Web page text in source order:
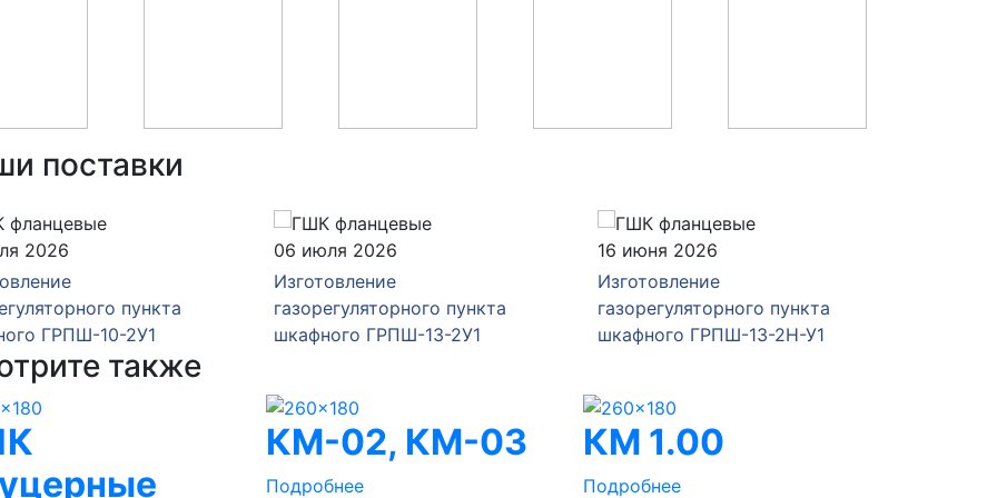
поставки
2026
пункта
ГРПШ-10-2У1
06 июля 2026
Изготовление
газорегуляторного пункта
шкафного ГРПШ-13-2У1
16 июня 2026
Изготовление
газорегуляторного пункта
шкафного ГРПШ-13-2Н-У1
также
КМ-02, КМ-03
Подробнее
КМ 1.00
Подробнее